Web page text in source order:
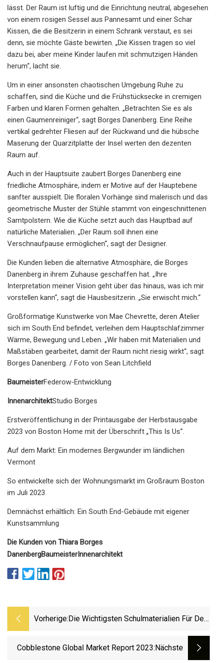
lässt. Der Raum ist luftig und die Einrichtung neutral, abgesehen
von einem rosigen Sessel aus Pannesamt und einer Schar
Kissen, die die Besitzerin in einem Schrank verstaut, es sei
denn, sie möchte Gäste bewirten. „Die Kissen tragen so viel
dazu bei, aber meine Kinder laufen mit schmutzigen Händen
herum“, lacht sie.
Um in einer ansonsten chaotischen Umgebung Ruhe zu
schaffen, sind die Küche und die Frühstücksecke in cremigen
Farben und klaren Formen gehalten. „Betrachten Sie es als
einen Gaumenreiniger“, sagt Borges Danenberg. Eine Reihe
vertikal gedrehter Fliesen auf der Rückwand und die hübsche
Maserung der Quarzitplatte der Insel werten den dezenten
Raum auf.
Auch in der Hauptsuite zaubert Borges Danenberg eine
friedliche Atmosphäre, indem er Motive auf der Hauptebene
sanfter ausspielt. Die floralen Vorhänge sind malerisch und das
geometrische Muster der Stühle stammt von eingeschnittenen
Samtpolstern. Wie die Küche setzt auch das Hauptbad auf
natürliche Materialien. „Der Raum soll ihnen eine
Verschnaufpause ermöglichen“, sagt der Designer.
Die Kunden lieben die alternative Atmosphäre, die Borges
Danenberg in ihrem Zuhause geschaffen hat. „Ihre
Interpretation meiner Vision geht über das hinaus, was ich mir
vorstellen kann“, sagt die Hausbesitzerin. „Sie erwischt mich.“
Großformatige Kunstwerke von Mae Chevrette, deren Atelier
sich im South End befindet, verleihen dem Hauptschlafzimmer
Wärme, Bewegung und Leben. „Wir haben mit Materialien und
Maßstäben gearbeitet, damit der Raum nicht riesig wirkt“, sagt
Borges Danenberg. / Foto von Sean Litchfield
BaumeisterFederow-Entwicklung
InnenarchitektStudio Borges
Erstveröffentlichung in der Printausgabe der Herbstausgabe
2023 von Boston Home mit der Überschrift „This Is Us“.
Auf dem Markt: Ein modernes Bergwunder im ländlichen
Vermont
So entwickelte sich der Wohnungsmarkt im Großraum Boston
im Juli 2023
Demnächst erhältlich: Ein South End-Gebäude mit eigener
Kunstsammlung
Die Kunden von Thiara Borges
DanenbergBaumeisterInnenarchitekt
Vorherige: Die Wichtigsten Schulmaterialien Für Den
Cobblestone Global Market Report 2023:nächste